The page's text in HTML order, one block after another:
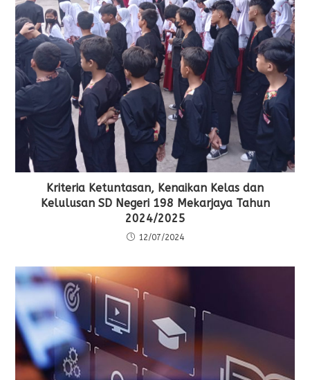
Kriteria Ketuntasan, Kenaikan Kelas dan
Kelulusan SD Negeri 198 Mekarjaya Tahun
2024/2025
12/07/2024